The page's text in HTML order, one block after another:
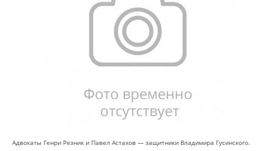
Адвокаты Генри Резник и Павел Астахов — защитники Владимира Гусинского.